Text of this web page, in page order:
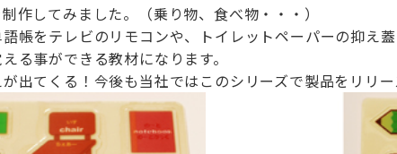
作してみました。（乗り物、食べ物・・・）
帳をテレビのリモコンや、トイレットペーパーの抑え
る事ができる教材になります。
出てくる！今後も当社ではこのシリーズで製品をリリ